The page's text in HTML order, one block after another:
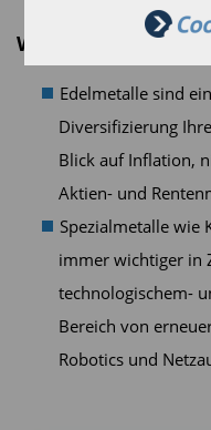
Warum Edel- und
Edelmetalle sind
Diversifizierung
Blick auf Inflation,
Aktien- und
Spezialmetalle wie
immer wichtiger in
technologischem-
Bereich von
Robotics und